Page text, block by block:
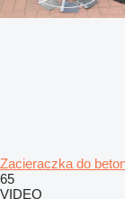
Zacieraczka do
65
VIDEO